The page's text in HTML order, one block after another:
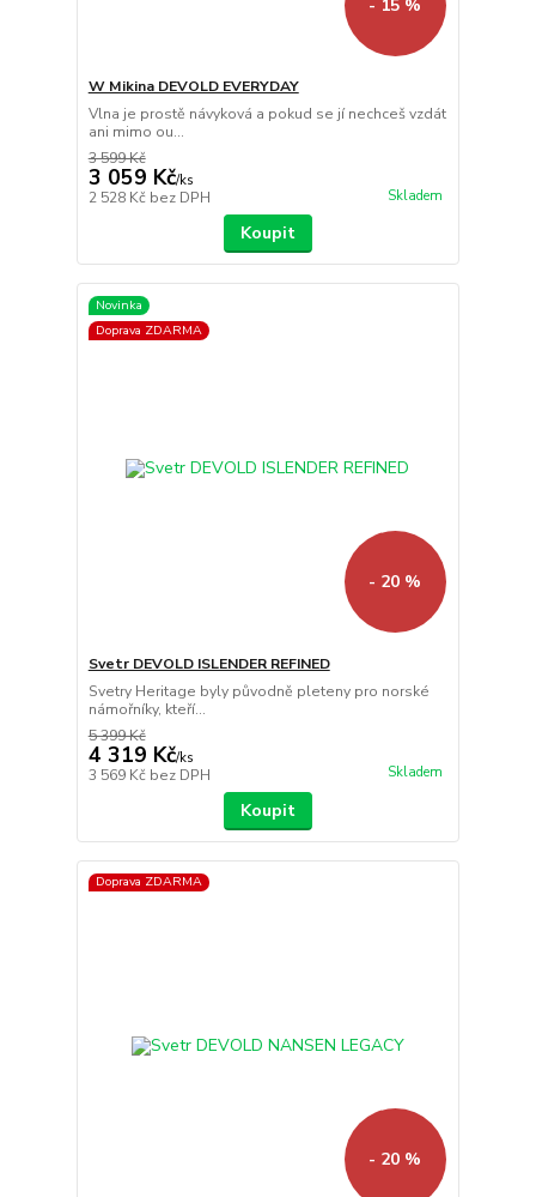
- 15 %
W Mikina DEVOLD EVERYDAY
Vlna je prostě návyková a pokud se jí nechceš vzdát
ani mimo ou...
3 599 Kč
3 059 Kč/ks
2 528 Kč bez DPH Skladem
Koupit
Novinka
Doprava ZDARMA
- 20 %
Svetr DEVOLD ISLENDER REFINED
Svetry Heritage byly původně pleteny pro norské
námořníky, kteří...
5 399 Kč
4 319 Kč/ks
3 569 Kč bez DPH Skladem
Koupit
Doprava ZDARMA
- 20 %